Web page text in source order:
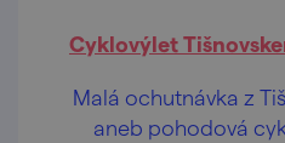
Cyklovýlet
Malá ochutnávka z
aneb pohodová